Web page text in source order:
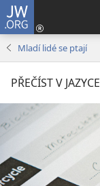
JW.ORG
Mladí lidé se ptají
PŘEČÍST V JAZYCE